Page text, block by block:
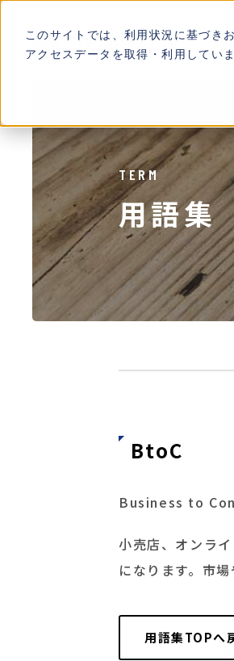
このサイトでは、利用状況に基づき
アクセスデータを取得・利用していま
TERM
用語集
BtoC
Business to
小売店、オンラ
になります。市
用語集TOPへ